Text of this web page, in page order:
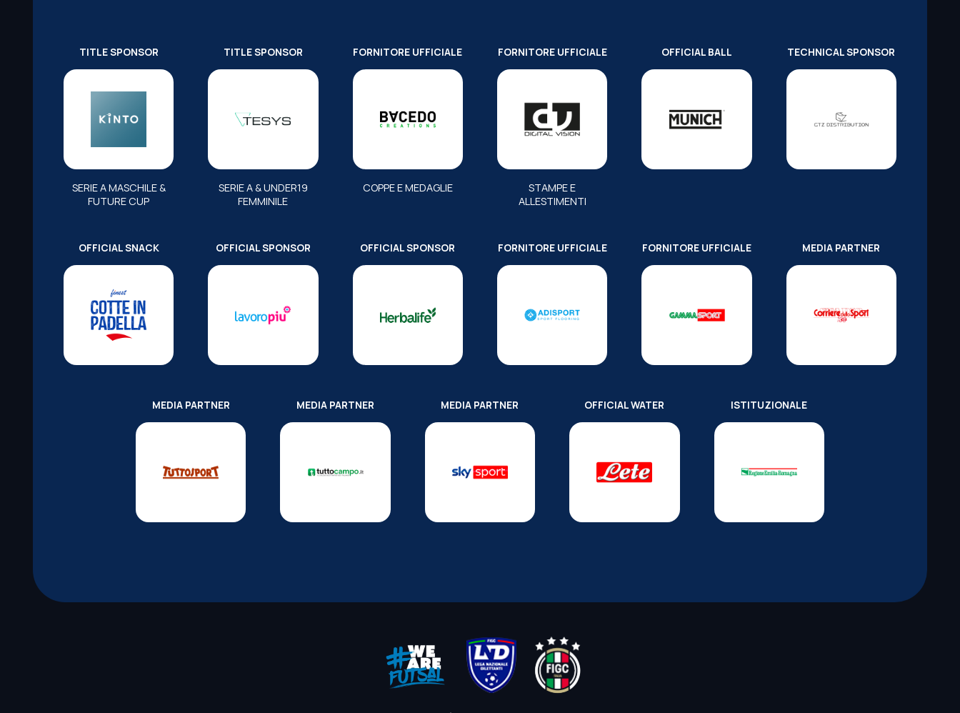
TITLE SPONSOR
SERIE A MASCHILE &
FUTURE CUP
TITLE SPONSOR
SERIE A & UNDER19
FEMMINILE
FORNITORE UFFICIALE
COPPE E MEDAGLIE
FORNITORE UFFICIALE
STAMPE E
ALLESTIMENTI
OFFICIAL BALL TECHNICAL SPONSOR
OFFICIAL SNACK OFFICIAL SPONSOR OFFICIAL SPONSOR FORNITORE UFFICIALE FORNITORE UFFICIALE MEDIA PARTNER
MEDIA PARTNER MEDIA PARTNER MEDIA PARTNER OFFICIAL WATER ISTITUZIONALE